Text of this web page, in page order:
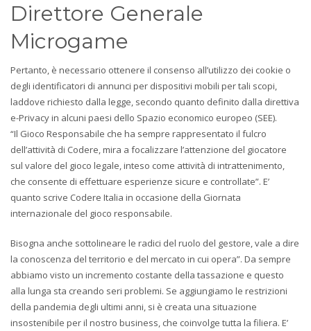
Direttore Generale
Microgame
Pertanto, è necessario ottenere il consenso all’utilizzo dei cookie o
degli identificatori di annunci per dispositivi mobili per tali scopi,
laddove richiesto dalla legge, secondo quanto definito dalla direttiva
e-Privacy in alcuni paesi dello Spazio economico europeo (SEE).
“Il Gioco Responsabile che ha sempre rappresentato il fulcro
dell’attività di Codere, mira a focalizzare l’attenzione del giocatore
sul valore del gioco legale, inteso come attività di intrattenimento,
che consente di effettuare esperienze sicure e controllate”. E’
quanto scrive Codere Italia in occasione della Giornata
internazionale del gioco responsabile.
Bisogna anche sottolineare le radici del ruolo del gestore, vale a dire
la conoscenza del territorio e del mercato in cui opera”. Da sempre
abbiamo visto un incremento costante della tassazione e questo
alla lunga sta creando seri problemi. Se aggiungiamo le restrizioni
della pandemia degli ultimi anni, si è creata una situazione
insostenibile per il nostro business, che coinvolge tutta la filiera. E’